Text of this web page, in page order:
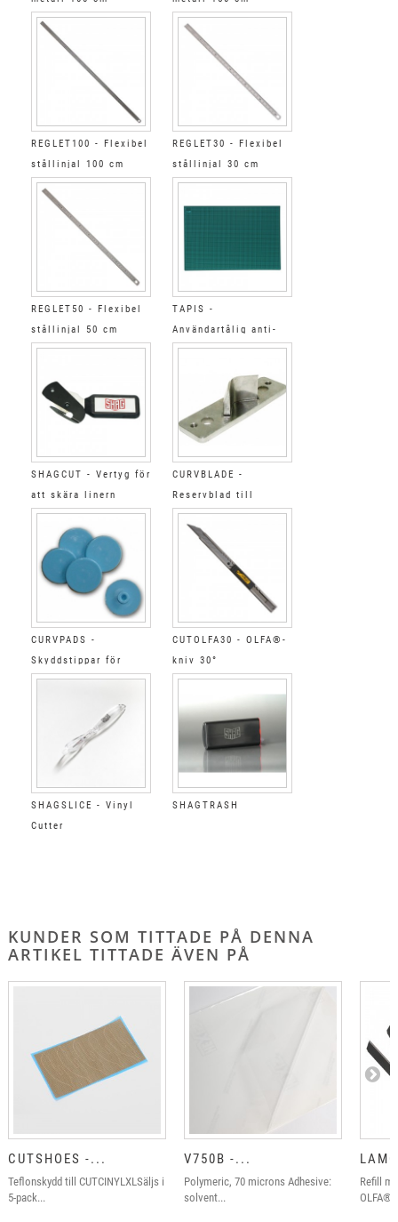
REGLET100 - Flexibel
stållinjal 100 cm
REGLET30 - Flexibel
stållinjal 30 cm
REGLET50 - Flexibel
stållinjal 50 cm
TAPIS -
Användartålig anti-
slip 90 x 62 cm
SHAGCUT - Vertyg för
att skära linern
CURVBLADE -
Reservblad till
CURVCUTTER
CURVPADS -
Skyddstippar för
CURVCUTTER
CUTOLFA30 - OLFA®-
kniv 30°
SHAGSLICE - Vinyl
Cutter
SHAGTRASH
KUNDER SOM TITTADE PÅ DENNA
ARTIKEL TITTADE ÄVEN PÅ
CUTSHOES -...
Teflonskydd till CUTCINYLXLSäljs i
5-pack...
V750B -...
Polymeric, 70 microns Adhesive:
solvent...
Refill
OLFA®